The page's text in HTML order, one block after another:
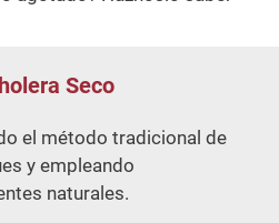
Seco
el método tradicional de
y empleando
naturales.